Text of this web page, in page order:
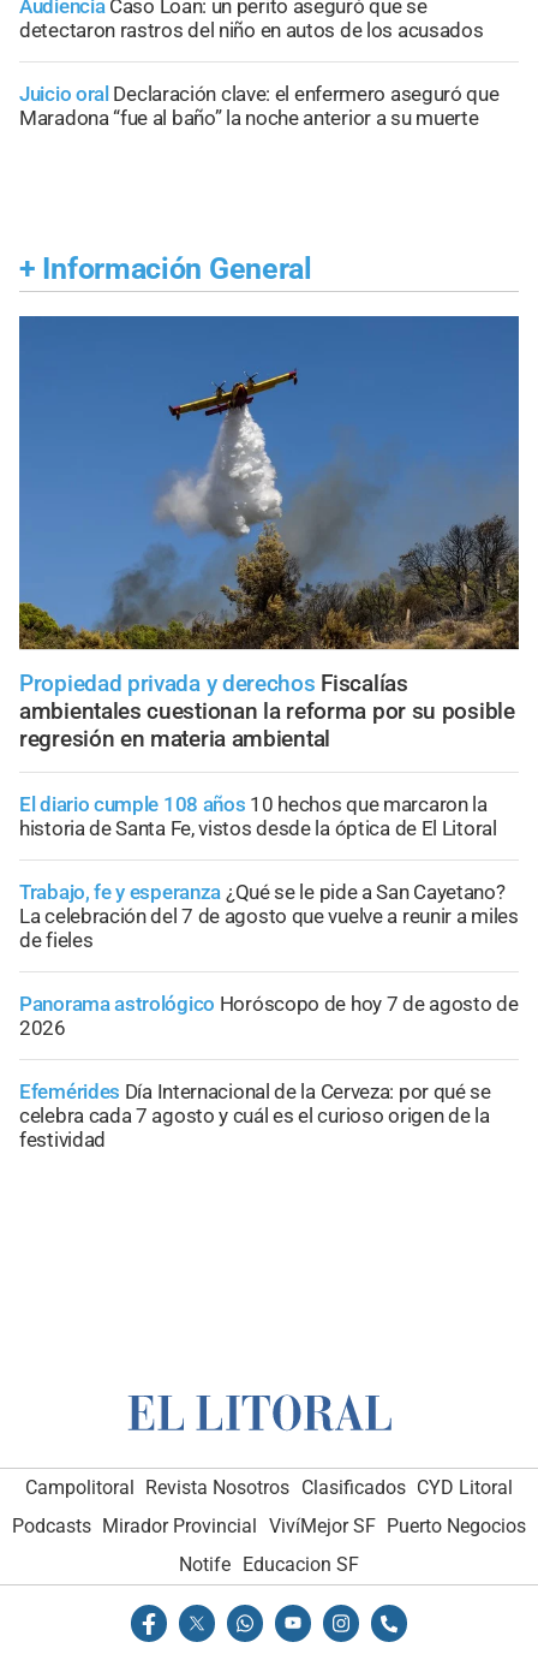
Audiencia Caso Loan: un perito aseguró que se
detectaron rastros del niño en autos de los acusados
Juicio oral Declaración clave: el enfermero aseguró que
Maradona “fue al baño” la noche anterior a su muerte
+ Información General
Propiedad privada y derechos Fiscalías
ambientales cuestionan la reforma por su posible
regresión en materia ambiental
El diario cumple 108 años 10 hechos que marcaron la
historia de Santa Fe, vistos desde la óptica de El Litoral
Trabajo, fe y esperanza ¿Qué se le pide a San Cayetano?
La celebración del 7 de agosto que vuelve a reunir a miles
de fieles
Panorama astrológico Horóscopo de hoy 7 de agosto de
2026
Efemérides Día Internacional de la Cerveza: por qué se
celebra cada 7 agosto y cuál es el curioso origen de la
festividad
Campolitoral Revista Nosotros Clasificados CYD Litoral
Podcasts Mirador Provincial VivíMejor SF Puerto Negocios
Notife
Educacion SF